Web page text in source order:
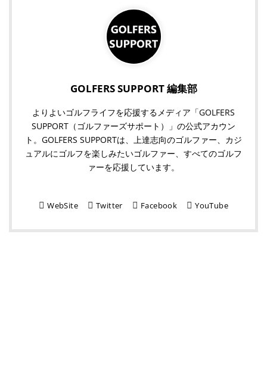
GOLFERS SUPPORT 編集部
よりよいゴルフライフを応援するメディア「GOLFERS
SUPPORT（ゴルファーズサポート）」の公式アカウン
ト。GOLFERS SUPPORTは、上達志向のゴルファー、カジ
ュアルにゴルフを楽しみたいゴルファー、すべてのゴルフ
ァーを応援しています。
WebSite Twitter Facebook YouTube